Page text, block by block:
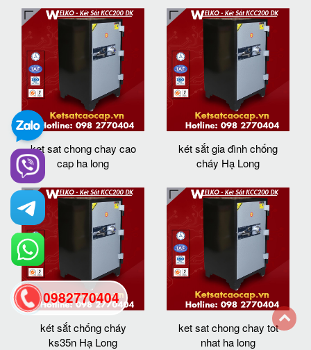
ket sat chong chay cao
cap ha long
két sắt gia đình chống
cháy Hạ Long
két sắt chống cháy
ks35n Hạ Long
ket sat chong chay tot
nhat ha long
0982770404